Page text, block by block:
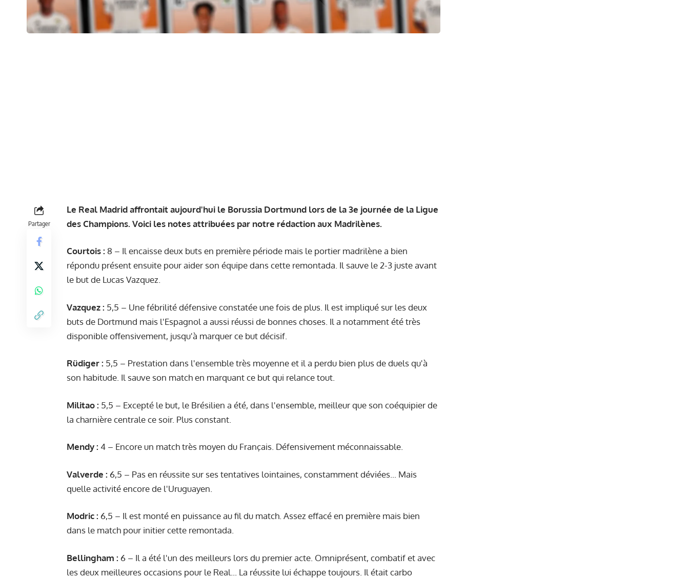
Partager
Le Real Madrid affrontait aujourd'hui le Borussia Dortmund lors de la 3e journée de la Ligue
des Champions. Voici les notes attribuées par notre rédaction aux Madrilènes.
Courtois : 8 – Il encaisse deux buts en première période mais le portier madrilène a bien
répondu présent ensuite pour aider son équipe dans cette remontada. Il sauve le 2-3 juste avant
le but de Lucas Vazquez.
Vazquez : 5,5 – Une fébrilité défensive constatée une fois de plus. Il est impliqué sur les deux
buts de Dortmund mais l'Espagnol a aussi réussi de bonnes choses. Il a notamment été très
disponible offensivement, jusqu'à marquer ce but décisif.
Rüdiger : 5,5 – Prestation dans l'ensemble très moyenne et il a perdu bien plus de duels qu'à
son habitude. Il sauve son match en marquant ce but qui relance tout.
Militao : 5,5 – Excepté le but, le Brésilien a été, dans l'ensemble, meilleur que son coéquipier de
la charnière centrale ce soir. Plus constant.
Mendy : 4 – Encore un match très moyen du Français. Défensivement méconnaissable.
Valverde : 6,5 – Pas en réussite sur ses tentatives lointaines, constamment déviées... Mais
quelle activité encore de l'Uruguayen.
Modric : 6,5 – Il est monté en puissance au fil du match. Assez effacé en première mais bien
dans le match pour initier cette remontada.
Bellingham : 6 – Il a été l'un des meilleurs lors du premier acte. Omniprésent, combatif et avec
les deux meilleures occasions pour le Real... La réussite lui échappe toujours. Il était carbo